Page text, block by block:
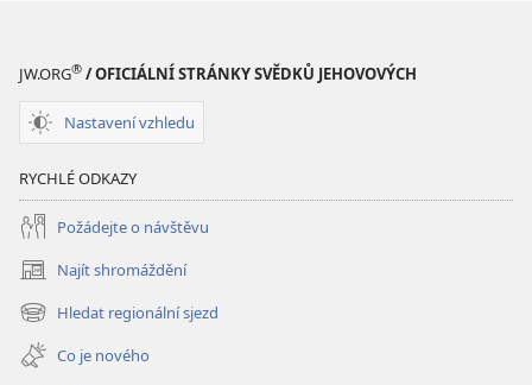
JW.ORG® / OFICIÁLNÍ STRÁNKY SVĚDKŮ JEHOVOVÝCH
Nastavení vzhledu
RYCHLÉ ODKAZY
Požádejte o návštěvu
Najít shromáždění
(otevřeno
nové
okno)
Hledat regionální sjezd
(otevřeno
nové
okno)
Co je nového